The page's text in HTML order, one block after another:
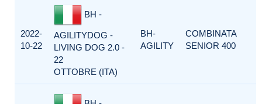
2022-
10-22
BH -
AGILITYDOG -
LIVING DOG 2.0 -
22
OTTOBRE (ITA)
BH-
AGILITY
COMBINATA
SENIOR 400